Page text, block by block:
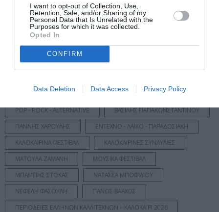
I want to opt-out of Collection, Use,
Retention, Sale, and/or Sharing of my
Personal Data that Is Unrelated with the
Purposes for which it was collected.
Opted In
CONFIRM
Data Deletion Data Access Privacy Policy
μάθετε πρώτοι όλες τις ειδήσεις
Δείτε όλα τατελευταία νέαγια την Τέχνη και τον
Πολιτισμό στο
Νέοι Διαγωνισμοί❯
Tags
POP - ROCK - ALTERNATIVE
ΒΑΣΙΛΗΣ ΠΑΠΑΚΩΝΣΤΑΝΤΙΝΟΥ
ΓΙΑΝΝΗΣ ΧΑΡΟΥΛΗΣ
ΕΝΤΕΧΝΟ - ΛΑΪΚΟ - ΠΑΡΑΔΟΣΙΑΚΗ
ΚΑΛΟΚΑΙΡΙΝΑ ΦΕΣΤΙΒΑΛ
ΚΑΛΟΚΑΙΡΙΝΕΣ ΣΥΝΑΥΛΙΕΣ
ΜΑΤΟΥΛΑ ΖΑΜΑΝΗ
ΜΟΥΣΙΚΑ ΦΕΣΤΙΒΑΛ
ΜΠΑΜΠΗΣ ΣΤΟΚΑΣ
ΝΑΤΑΣΣΑ ΜΠΟΦΙΛΙΟΥ
ΝΕΦΕΛΗ ΦΑΣΟΥΛΗ
ΠΑΝΟΣ ΒΛΑΧΟΣ
ΠΕΡΙΟΔΕΙΕΣ ΕΛΛΗΝΩΝ ΚΑΛΛΙΤΕΧΝΩΝ – ΚΑΛΟΚΑΙΡΙ 2026